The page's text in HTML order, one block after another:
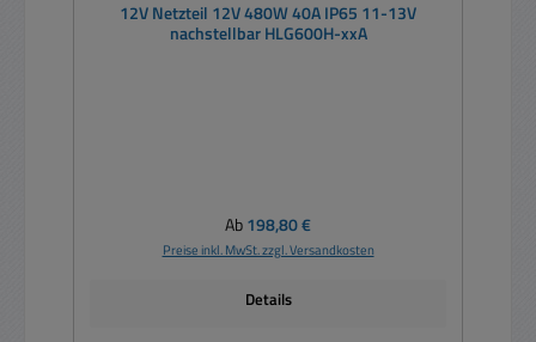
12V Netzteil 12V 480W 40A IP65 11-13V
nachstellbar HLG600H-xxA
Regulärer Preis:
Ab198,80 €
Preise inkl. MwSt. zzgl. Versandkosten
Details